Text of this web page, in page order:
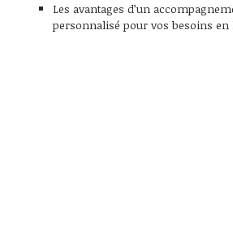
Les avantages d’un
personnalisé pour vos besoins en